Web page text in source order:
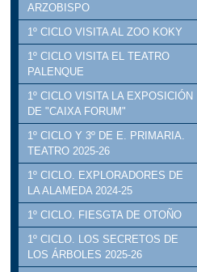
ARZOBISPO
1º CICLO VISITA AL ZOO KOKY
1º CICLO VISITA EL TEATRO
PALENQUE
1º CICLO VISITA LA EXPOSICIÓN
DE "CAIXA FORUM"
1º CICLO Y 3º DE E. PRIMARIA.
TEATRO 2025-26
1º CICLO. EXPLORADORES DE
LA ALAMEDA 2024-25
1º CICLO. FIESGTA DE OTOÑO
1º CICLO. LOS SECRETOS DE
LOS ÁRBOLES 2025-26